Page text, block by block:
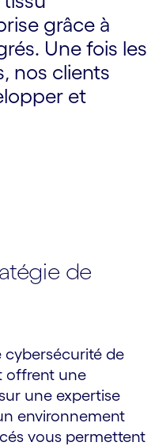
grâce à
Une fois les
nos clients
et
de
cybersécurité de
offrent une
une expertise
environnement
vous permettent